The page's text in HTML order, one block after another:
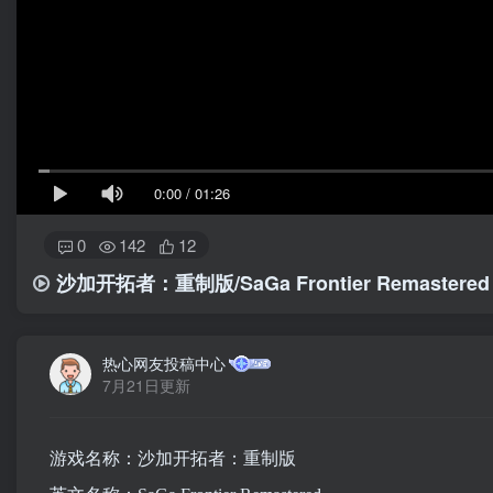
0:00 / 01:26
0 142 12
沙加开拓者：重制版/SaGa Frontier Remastered
热心网友投稿中心
7月21日更新
游戏名称：沙加开拓者：重制版